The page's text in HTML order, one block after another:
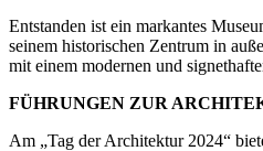
Entstanden ist ein markantes
seinem historischen Zentrum in
mit einem modernen und
FÜHRUNGEN ZUR
Am „Tag der Architektur 2024“